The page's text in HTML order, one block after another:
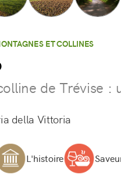
ET COLLINES
de Trévise :
della Vittoria
L'histoire